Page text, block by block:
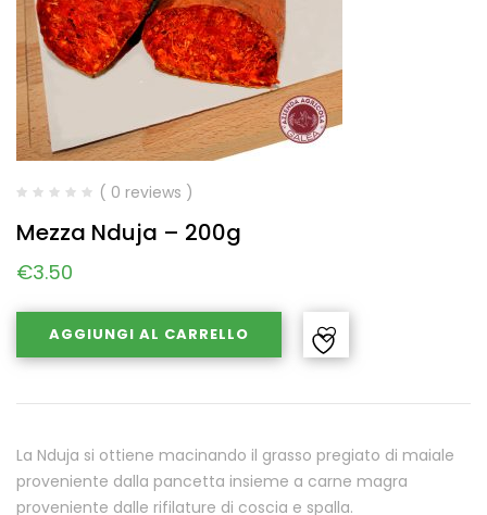
( 0 reviews )
Mezza Nduja – 200g
€3.50
AGGIUNGI AL CARRELLO
La Nduja si ottiene macinando il grasso pregiato di maiale
proveniente dalla pancetta insieme a carne magra
proveniente dalle rifilature di coscia e spalla.